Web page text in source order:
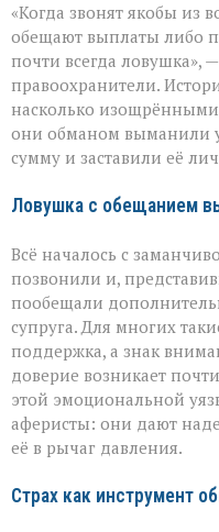
«Когда звонят якобы из
обещают выплаты либо
почти всегда ловушка»,
правоохранители.
насколько
они обманом выманили
сумму и заставили её
Ловушка с обещанием
Всё началось с
позвонили и,
пообещали
супруга. Для многих
поддержка, а знак
доверие возникает
этой эмоциональной
аферисты: они дают
её в рычаг давления.
Страх как инструмент